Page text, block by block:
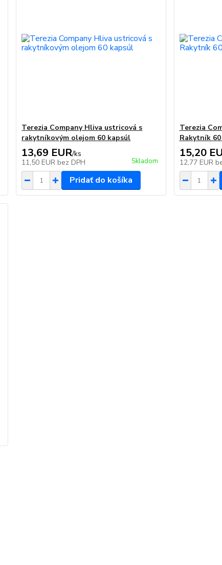
Terezia Company Hliva ustricová s
rakytníkovým olejom 60 kapsúl
13,69 EUR/ks
11,50 EUR bez DPH Skladom
Pridať do košíka
Terezia
Rakytník
15,20
12,77 EUR